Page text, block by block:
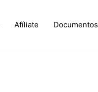
Afíliate Documentos